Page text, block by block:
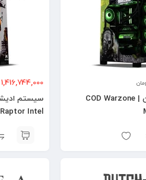
سیستم ادیشن | COD Warzone
1,416,744,000
Raptor Intel